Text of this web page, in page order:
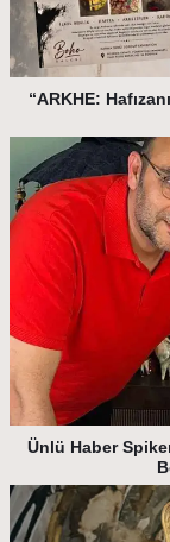
“ARKHE:
Ünlü Haber